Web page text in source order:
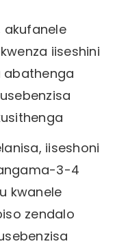
akufanele
iiseshini
abathenga
iiseshoni
3-4
kwanele
zendalo